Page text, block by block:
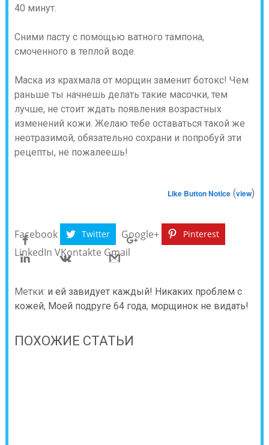
40 минут.
Сними пасту с помощью ватного тампона,
смоченного в теплой воде.
Маска из крахмала от морщин заменит ботокс! Чем
раньше ты начнешь делать такие масочки, тем
лучше, не стоит ждать появления возрастных
изменений кожи. Желаю тебе оставаться такой же
неотразимой, обязательно сохрани и попробуй эти
рецепты, не пожалеешь!
Like Button Notice (view)
Facebook Twitter Google+ Pinterest
LinkedIn VKontakte Gmail
Метки: и ей завидует каждый! Никаких проблем с
кожей, Моей подруге 64 года, морщинок не видать!
ПОХОЖИЕ СТАТЬИ